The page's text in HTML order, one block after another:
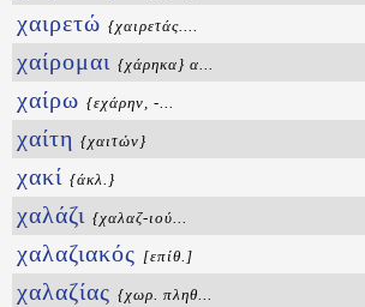
χαιρετώ {χαιρετάς....
χαίρομαι {χάρηκα} α...
χαίρω {εχάρην, -...
χαίτη {χαιτών}
χακί {άκλ.}
χαλάζι {χαλαζ-ιού...
χαλαζιακός [επίθ.]
χαλαζίας {χωρ. πληθ...